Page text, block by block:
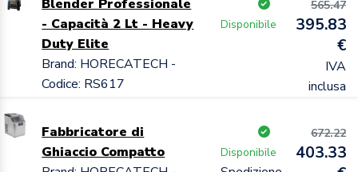
Blender Professionale
- Capacità 2 Lt - Heavy
Duty Elite
Brand: HORECATECH -
Codice: RS617
Disponibile
565.47
395.83
€
IVA
inclusa
Fabbricatore di
Ghiaccio Compatto
Disponibile
672.22
403.33